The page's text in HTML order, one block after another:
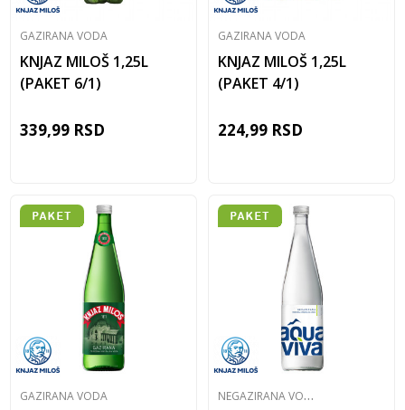
GAZIRANA VODA
KNJAZ MILOŠ 1,25L
(PAKET 6/1)
339,99 RSD
GAZIRANA VODA
KNJAZ MILOŠ 1,25L
(PAKET 4/1)
224,99 RSD
GAZIRANA VODA N
EGAZIRANA VODA